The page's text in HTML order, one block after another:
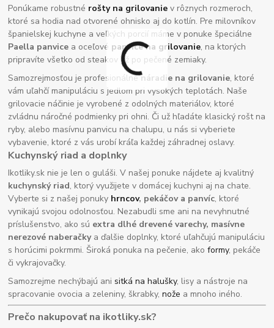
Ponúkame robustné rošty na grilovanie v rôznych rozmeroch,
ktoré sa hodia nad otvorené ohnisko aj do kotlín. Pre milovníkov
španielskej kuchyne a veľkých porcií máme v ponuke špeciálne
Paella panvice a oceľové panvice na grilovanie, na ktorých
pripravíte všetko od steakov až po pečené zemiaky.
Samozrejmosťou je profesionálnenáradie na grilovanie, ktoré
vám uľahčí manipuláciu s jedlom pri vysokých teplotách. Naše
grilovacie náčinie je vyrobené z odolných materiálov, ktoré
zvládnu náročné podmienky pri ohni. Či už hľadáte klasický rošt na
ryby, alebo masívnu panvicu na chalupu, u nás si vyberiete
vybavenie, ktoré z vás urobí kráľa každej záhradnej oslavy.
Kuchynský riad a doplnky
Ikotliky.sk nie je len o guláši. V našej ponuke nájdete aj kvalitný
kuchynský riad, ktorý využijete v domácej kuchyni aj na chate.
Vyberte si z našej ponuky hrncov, pekáčov a panvíc, ktoré
vynikajú svojou odolnosťou. Nezabudli sme ani na nevyhnutné
príslušenstvo, ako sú extra dlhé drevené varechy, masívne
nerezové naberačkya ďalšie doplnky, ktoré uľahčujú manipuláciu
s horúcimi pokrmmi. Široká ponuka na pečenie, akoformy, pekáče
či vykrajovačky.
Samozrejme nechýbajú anisitká na halušky, lisy a nástroje na
spracovanie ovocia a zeleniny, škrabky,nože a mnoho iného.
Prečo nakupovať na ikotliky.sk?